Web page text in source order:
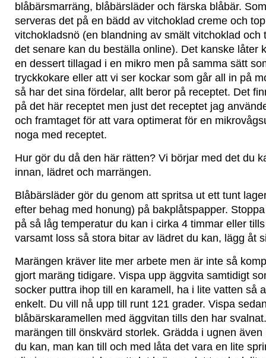
blåbärsmarräng, blåbärsläder och färska blåbär.
serveras det på en bädd av vitchoklad creme och
vitchokladsnö (en blandning av smält vitchoklad och
det senare kan du beställa online). Det kanske låter
en dessert tillagad i en mikro men på samma sätt
tryckkokare eller att vi ser kockar som går all in på
så har det sina fördelar, allt beror på receptet. Det
på det här receptet men just det receptet jag
och framtaget för att vara optimerat för en
noga med receptet.
Hur gör du då den här rätten? Vi börjar med det du
innan, lädret och marrängen.
Blåbärsläder gör du genom att spritsa ut ett tunt
efter behag med honung) på bakplåtspapper.
på så låg temperatur du kan i cirka 4 timmar eller
varsamt loss så stora bitar av lädret du kan, lägg åt
Marängen kräver lite mer arbete men är inte så
gjort maräng tidigare. Vispa upp äggvita samtidigt
socker puttra ihop till en karamell, ha i lite vatten så
enkelt. Du vill nå upp till runt 121 grader. Vispa
blåbärskaramellen med äggvitan tills den har
marängen till önskvärd storlek. Grädda i ugnen
du kan, man kan till och med låta det vara en lite